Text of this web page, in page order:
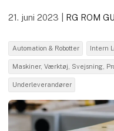
21. juni 2023 RG ROM
Automation & Robotter Intern
Maskiner, Værktøj, Svejsning,
Underleverandører